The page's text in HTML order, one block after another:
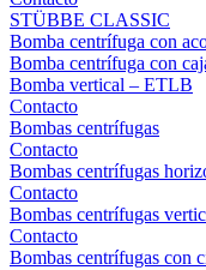
STÜBBE CLASSIC
Bomba centrífuga con
Bomba centrífuga con
Bomba vertical – ETLB
Contacto
Bombas centrífugas
Contacto
Bombas centrífugas
Contacto
Bombas centrífugas
Contacto
Bombas centrífugas con